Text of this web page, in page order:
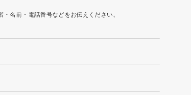
名前・電話番号などをお伝えください。